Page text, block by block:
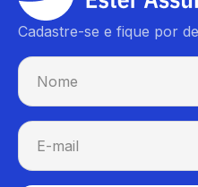
Cadastre-se e fique por